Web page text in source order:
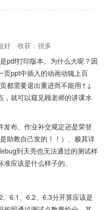
好
收获：很多
pdf打印版本。为什么大呢？因
页ppt中插入的动画动辄上百
都需要退出重进而不能用↑↓
，就可以窥见顾老师的讲课水
发布、作业补交规定还是荣登
助教自己发的！！）、极其详
到天亮也无法通过的测试样
应该是什么样子的。
6.1、6.2、6.3分开算应该是